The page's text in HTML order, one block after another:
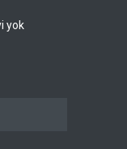
yok